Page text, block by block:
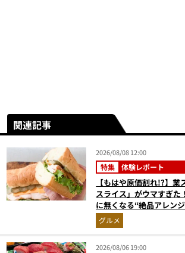
関連記事
2026/08/08 12:00
特集 体験レポート
【もはや原価割れ!?】
スライス」がウマすぎた
に無くなる“絶品アレン
ちゃら
グルメ
2026/08/06 19:00